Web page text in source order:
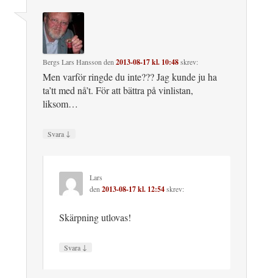
Bergs Lars Hansson den 2013-08-17 kl. 10:48skrev:
Men varför ringde du inte??? Jag kunde ju ha
ta’tt med nå’t. För att bättra på vinlistan,
liksom…
Svara ↓
Lars
den 2013-08-17 kl. 12:54skrev:
Skärpning utlovas!
Svara ↓